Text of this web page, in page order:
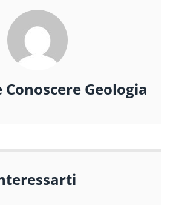
Conoscere Geologia